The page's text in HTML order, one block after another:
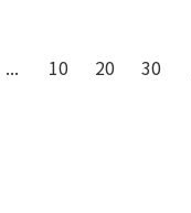
... 10 20 30